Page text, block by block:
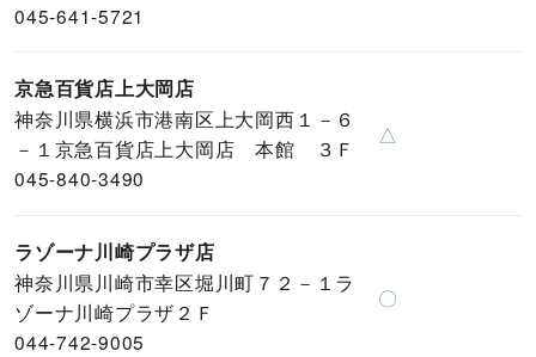
045-641-5721
京急百貨店上大岡店
神奈川県横浜市港南区上大岡西１－６
－１京急百貨店上大岡店 本館 ３Ｆ
045-840-3490
△
ラゾーナ川崎プラザ店
神奈川県川崎市幸区堀川町７２－１ラ
ゾーナ川崎プラザ２Ｆ
044-742-9005
〇